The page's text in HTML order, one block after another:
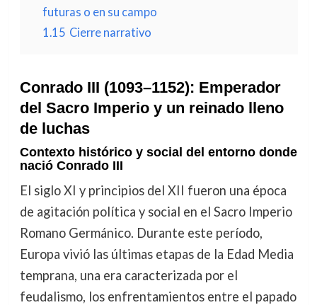
futuras o en su campo
1.15 Cierre narrativo
Conrado III (1093–1152): Emperador
del Sacro Imperio y un reinado lleno
de luchas
Contexto histórico y social del entorno donde
nació Conrado III
El siglo XI y principios del XII fueron una época
de agitación política y social en el Sacro Imperio
Romano Germánico. Durante este período,
Europa vivió las últimas etapas de la Edad Media
temprana, una era caracterizada por el
feudalismo, los enfrentamientos entre el papado